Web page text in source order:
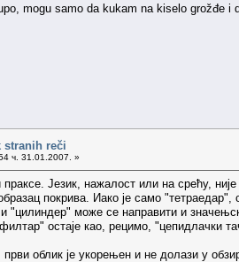
mogu samo da kukam na kiselo grožđe i
stranih reči
ч. 31.01.2007. »
Језик, нажалост или на срећу,
покрива. Иако је само
може се направити и
остаје као, рецимо, "цепидлачки
облик је укорењен и не долази у